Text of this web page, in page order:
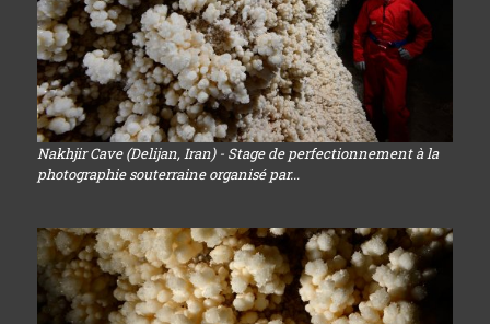
Nakhjir Cave (Delijan, Iran) - Stage de perfectionnement à la
photographie souterraine organisé par...